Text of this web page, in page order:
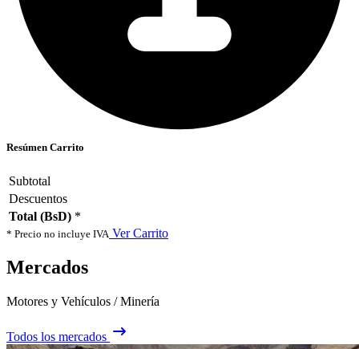
Resúmen Carrito
Subtotal
Descuentos
Total (BsD) *
* Precio no incluye IVA Ver Carrito
Mercados
Motores y Vehículos / Minería
Todos los mercados